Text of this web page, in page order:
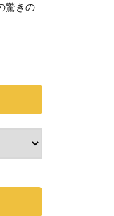
驚きの